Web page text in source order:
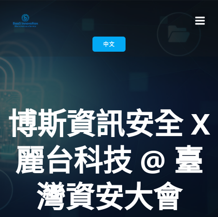
中文
博斯資訊安全 X
麗台科技 @ 臺
灣資安大會